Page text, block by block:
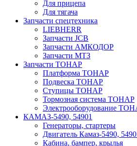
Для прицепа
Для тягача
Запчасти спецтехника
LIEBHERR
Запчасти JCB
Запчасти АМКОДОР
Запчасти МТЗ
Запчасти ТОНАР
Платформа ТОНАР
Подвеска ТОНАР
Ступицы ТОНАР
Тормозная система ТОНАР
Электрооборудование
КАМАЗ-5490, 54901
Генераторы, стартеры
Двигатель Камаз-5490,
Кабина, бампер, крылья